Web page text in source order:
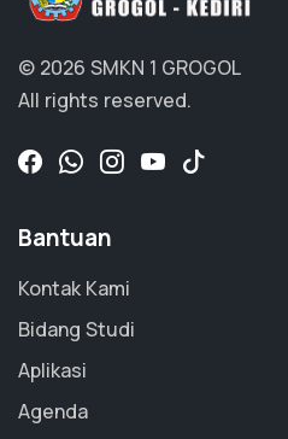
© 2026 SMKN 1 GROGOL
All rights reserved.
Bantuan
Kontak Kami
Bidang Studi
Aplikasi
Agenda